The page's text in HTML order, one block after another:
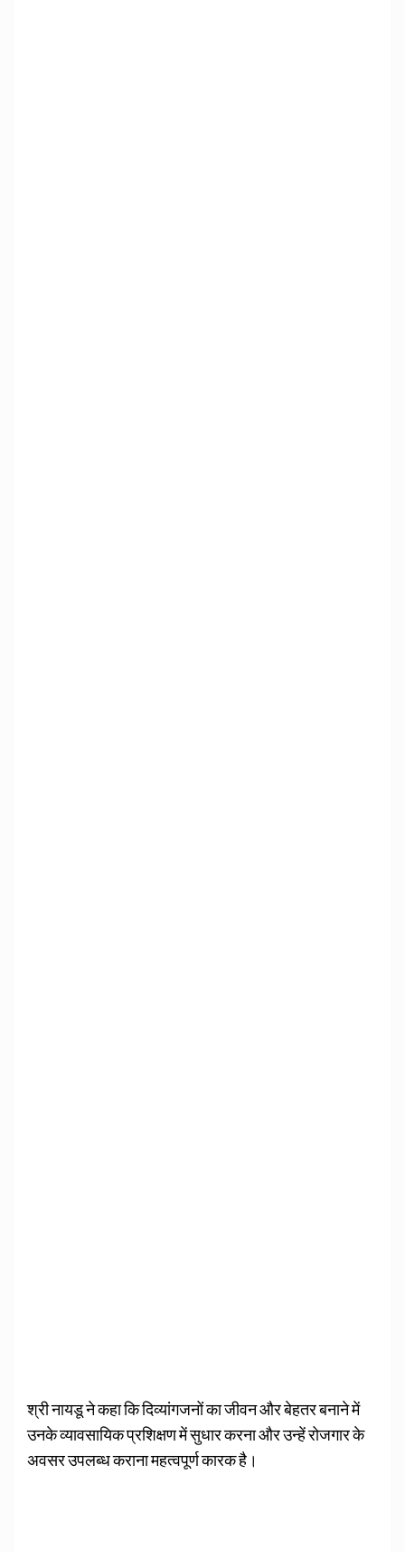
श्री नायडू ने कहा कि दिव्यांगजनों का जीवन और बेहतर बनाने में
उनके व्यावसायिक प्रशिक्षण में सुधार करना और उन्हें रोजगार के
अवसर उपलब्ध कराना महत्वपूर्ण कारक है।